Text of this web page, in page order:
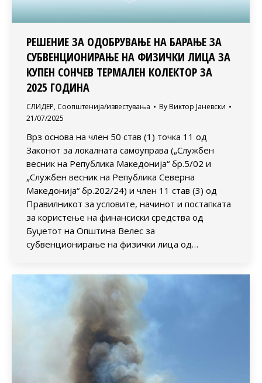
РЕШЕНИЕ ЗА ОДОБРУВАЊЕ НА БАРАЊЕ ЗА
СУБВЕНЦИОНИРАЊЕ НА ФИЗИЧКИ ЛИЦА ЗА
КУПЕН СОНЧЕВ ТЕРМАЛЕН КОЛЕКТОР ЗА
2025 ГОДИНА
СЛИДЕР, Соопштенија/известувања By Виктор Јаневски
21/07/2025
Врз основа на член 50 став (1) точка 11 од
Законот за локалната самоуправа („Службен
весник на Република Македонија“ бр.5/02 и
„Службен весник на Република Северна
Македонија“ бр.202/24) и член 11 став (3) од
Правилникот за условите, начинот и постапката
за користење на финансиски средства од
Буџетот на Општина Велес за
субвенционирање на физички лица од…